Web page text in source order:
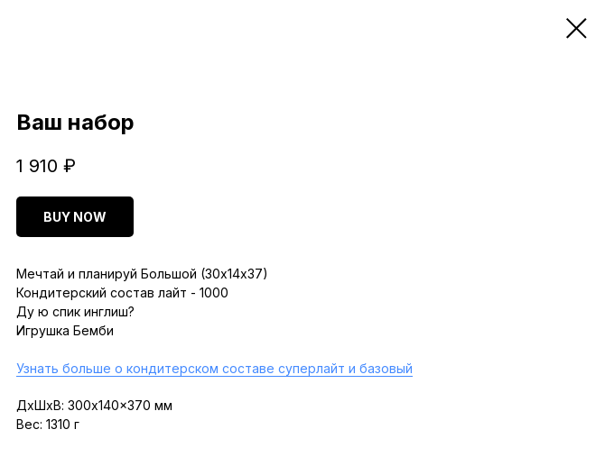
Ваш набор
1 910 ₽
BUY NOW
Мечтай и планируй Большой (30х14х37)
Кондитерский состав лайт - 1000
Ду ю спик инглиш?
Игрушка Бемби
Узнать больше о кондитерском составе суперлайт и базовый
ДxШxВ: 300x140x370 мм
Вес: 1310 г